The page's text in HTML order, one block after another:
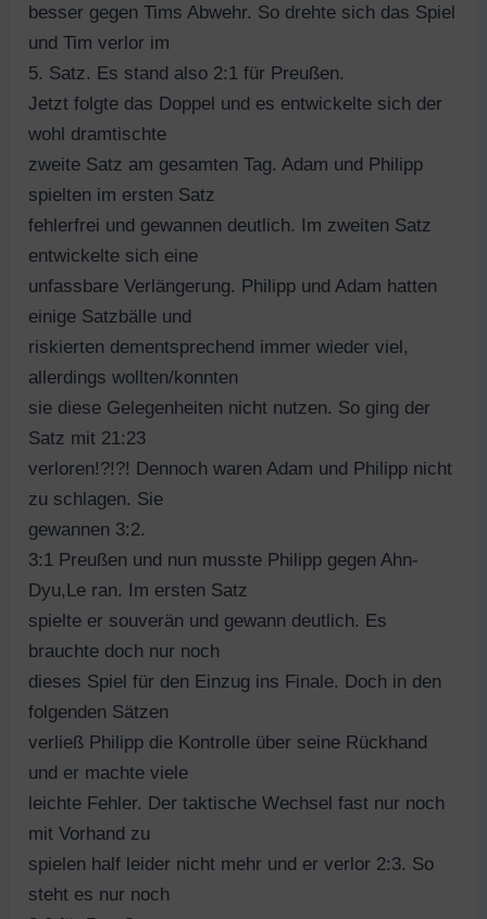
besser gegen Tims Abwehr. So drehte sich das Spiel
und Tim verlor im
5. Satz. Es stand also 2:1 für Preußen.
Jetzt folgte das Doppel und es entwickelte sich der
wohl dramtischte
zweite Satz am gesamten Tag. Adam und Philipp
spielten im ersten Satz
fehlerfrei und gewannen deutlich. Im zweiten Satz
entwickelte sich eine
unfassbare Verlängerung. Philipp und Adam hatten
einige Satzbälle und
riskierten dementsprechend immer wieder viel,
allerdings wollten/konnten
sie diese Gelegenheiten nicht nutzen. So ging der
Satz mit 21:23
verloren!?!?! Dennoch waren Adam und Philipp nicht
zu schlagen. Sie
gewannen 3:2.
3:1 Preußen und nun musste Philipp gegen Ahn-
Dyu,Le ran. Im ersten Satz
spielte er souverän und gewann deutlich. Es
brauchte doch nur noch
dieses Spiel für den Einzug ins Finale. Doch in den
folgenden Sätzen
verließ Philipp die Kontrolle über seine Rückhand
und er machte viele
leichte Fehler. Der taktische Wechsel fast nur noch
mit Vorhand zu
spielen half leider nicht mehr und er verlor 2:3. So
steht es nur noch